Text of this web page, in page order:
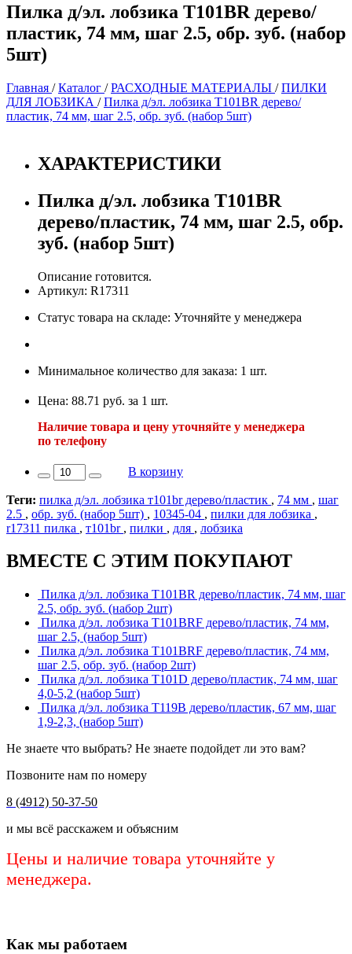
Пилка д/эл. лобзика Т101BR дерево/
пластик, 74 мм, шаг 2.5, обр. зуб. (набор
5шт)
Главная /Каталог /РАСХОДНЫЕ МАТЕРИАЛЫ /ПИЛКИ
ДЛЯ ЛОБЗИКА /Пилка д/эл. лобзика Т101BR дерево/
пластик, 74 мм, шаг 2.5, обр. зуб. (набор 5шт)
ХАРАКТЕРИСТИКИ
Пилка д/эл. лобзика Т101BR
дерево/пластик, 74 мм, шаг 2.5, обр.
зуб. (набор 5шт)
Описание готовится.
Артикул: R17311
Статус товара на складе: Уточняйте у менеджера
Минимальное количество для заказа: 1 шт.
Цена: 88.71 руб. за 1 шт.
Наличие товара и цену уточняйте у менеджера
по телефону
В корзину
Теги: пилка д/эл. лобзика т101br дерево/пластик , 74 мм , шаг
2.5 , обр. зуб. (набор 5шт) , 10345-04 , пилки для лобзика ,
r17311 пилка , т101br , пилки , для , лобзика
ВМЕСТЕ С ЭТИМ ПОКУПАЮТ
Пилка д/эл. лобзика Т101BR дерево/пластик, 74 мм, шаг
2.5, обр. зуб. (набор 2шт)
Пилка д/эл. лобзика Т101BRF дерево/пластик, 74 мм,
шаг 2.5, (набор 5шт)
Пилка д/эл. лобзика Т101BRF дерево/пластик, 74 мм,
шаг 2.5, обр. зуб. (набор 2шт)
Пилка д/эл. лобзика Т101D дерево/пластик, 74 мм, шаг
4,0-5,2 (набор 5шт)
Пилка д/эл. лобзика Т119В дерево/пластик, 67 мм, шаг
1,9-2,3, (набор 5шт)
Не знаете что выбрать? Не знаете подойдет ли это вам?
Позвоните нам по номеру
8 (4912) 50-37-50
и мы всё расскажем и объясним
Цены и наличие товара уточняйте у
менеджера.
Как мы работаем